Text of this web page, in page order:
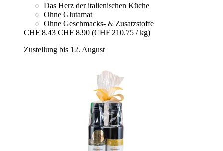
Das Herz der italienischen Küche
Ohne Glutamat
Ohne Geschmacks- & Zusatzstoffe
CHF 8.43 CHF 8.90 (CHF 210.75 / kg)
Zustellung bis 12. August